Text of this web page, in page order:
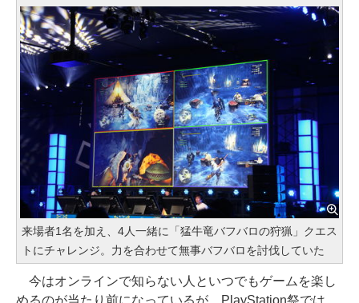
来場者1名を加え、4人一緒に「猛牛竜バフバロの狩猟」クエス
トにチャレンジ。力を合わせて無事バフバロを討伐していた
今はオンラインで知らない人といつでもゲームを楽し